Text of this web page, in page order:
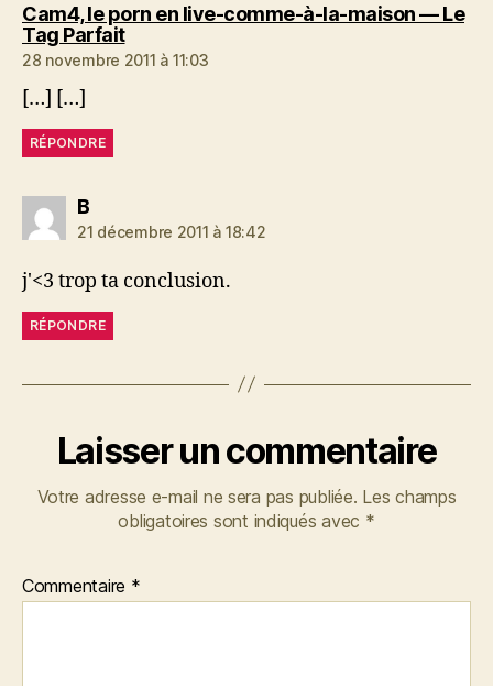
Cam4, le porn en live-comme-à-la-maison — Le
Tag Parfaitdit :
28 novembre 2011 à 11:03
[…] […]
RÉPONDRE
Bdit :
21 décembre 2011 à 18:42
j'<3 trop ta conclusion.
RÉPONDRE
Laisser un commentaire
Votre adresse e-mail ne sera pas publiée. Les champs
obligatoires sont indiqués avec *
Commentaire *